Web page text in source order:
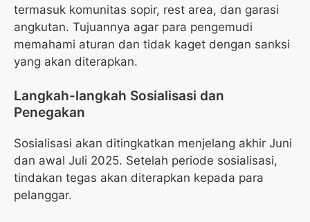
termasuk komunitas sopir, rest area, dan garasi
angkutan. Tujuannya agar para pengemudi
memahami aturan dan tidak kaget dengan sanksi
yang akan diterapkan.
Langkah-langkah Sosialisasi dan
Penegakan
Sosialisasi akan ditingkatkan menjelang akhir Juni
dan awal Juli 2025. Setelah periode sosialisasi,
tindakan tegas akan diterapkan kepada para
pelanggar.